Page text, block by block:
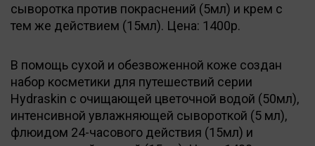
сыворотка против покраснений (5мл) и крем с
тем же действием (15мл). Цена: 1400р.
В помощь сухой и обезвоженной коже создан
набор косметики для путешествий серии
Hydraskin с очищающей цветочной водой (50мл),
интенсивной увлажняющей сывороткой (5 мл),
флюидом 24-часового действия (15мл) и